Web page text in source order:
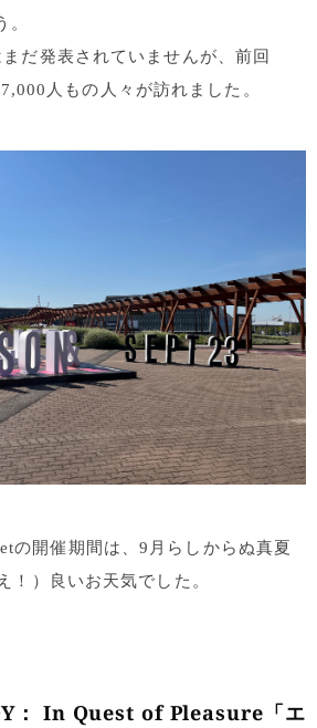
。
だ発表されていませんが、前回
人もの人々が訪れました。
の開催期間は、9月らしからぬ真夏
！）良いお天気でした。
： In Quest of Pleasure「エ